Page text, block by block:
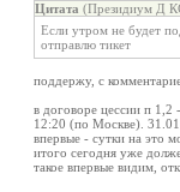
Цитата (Президиум Д
Если утром не будет
отправлю тикет
поддержу, с
в договоре цессии п
12:20 (по Москве). 31.01
впервые - сутки на это
итого сегодня уже
такое впервые видим,